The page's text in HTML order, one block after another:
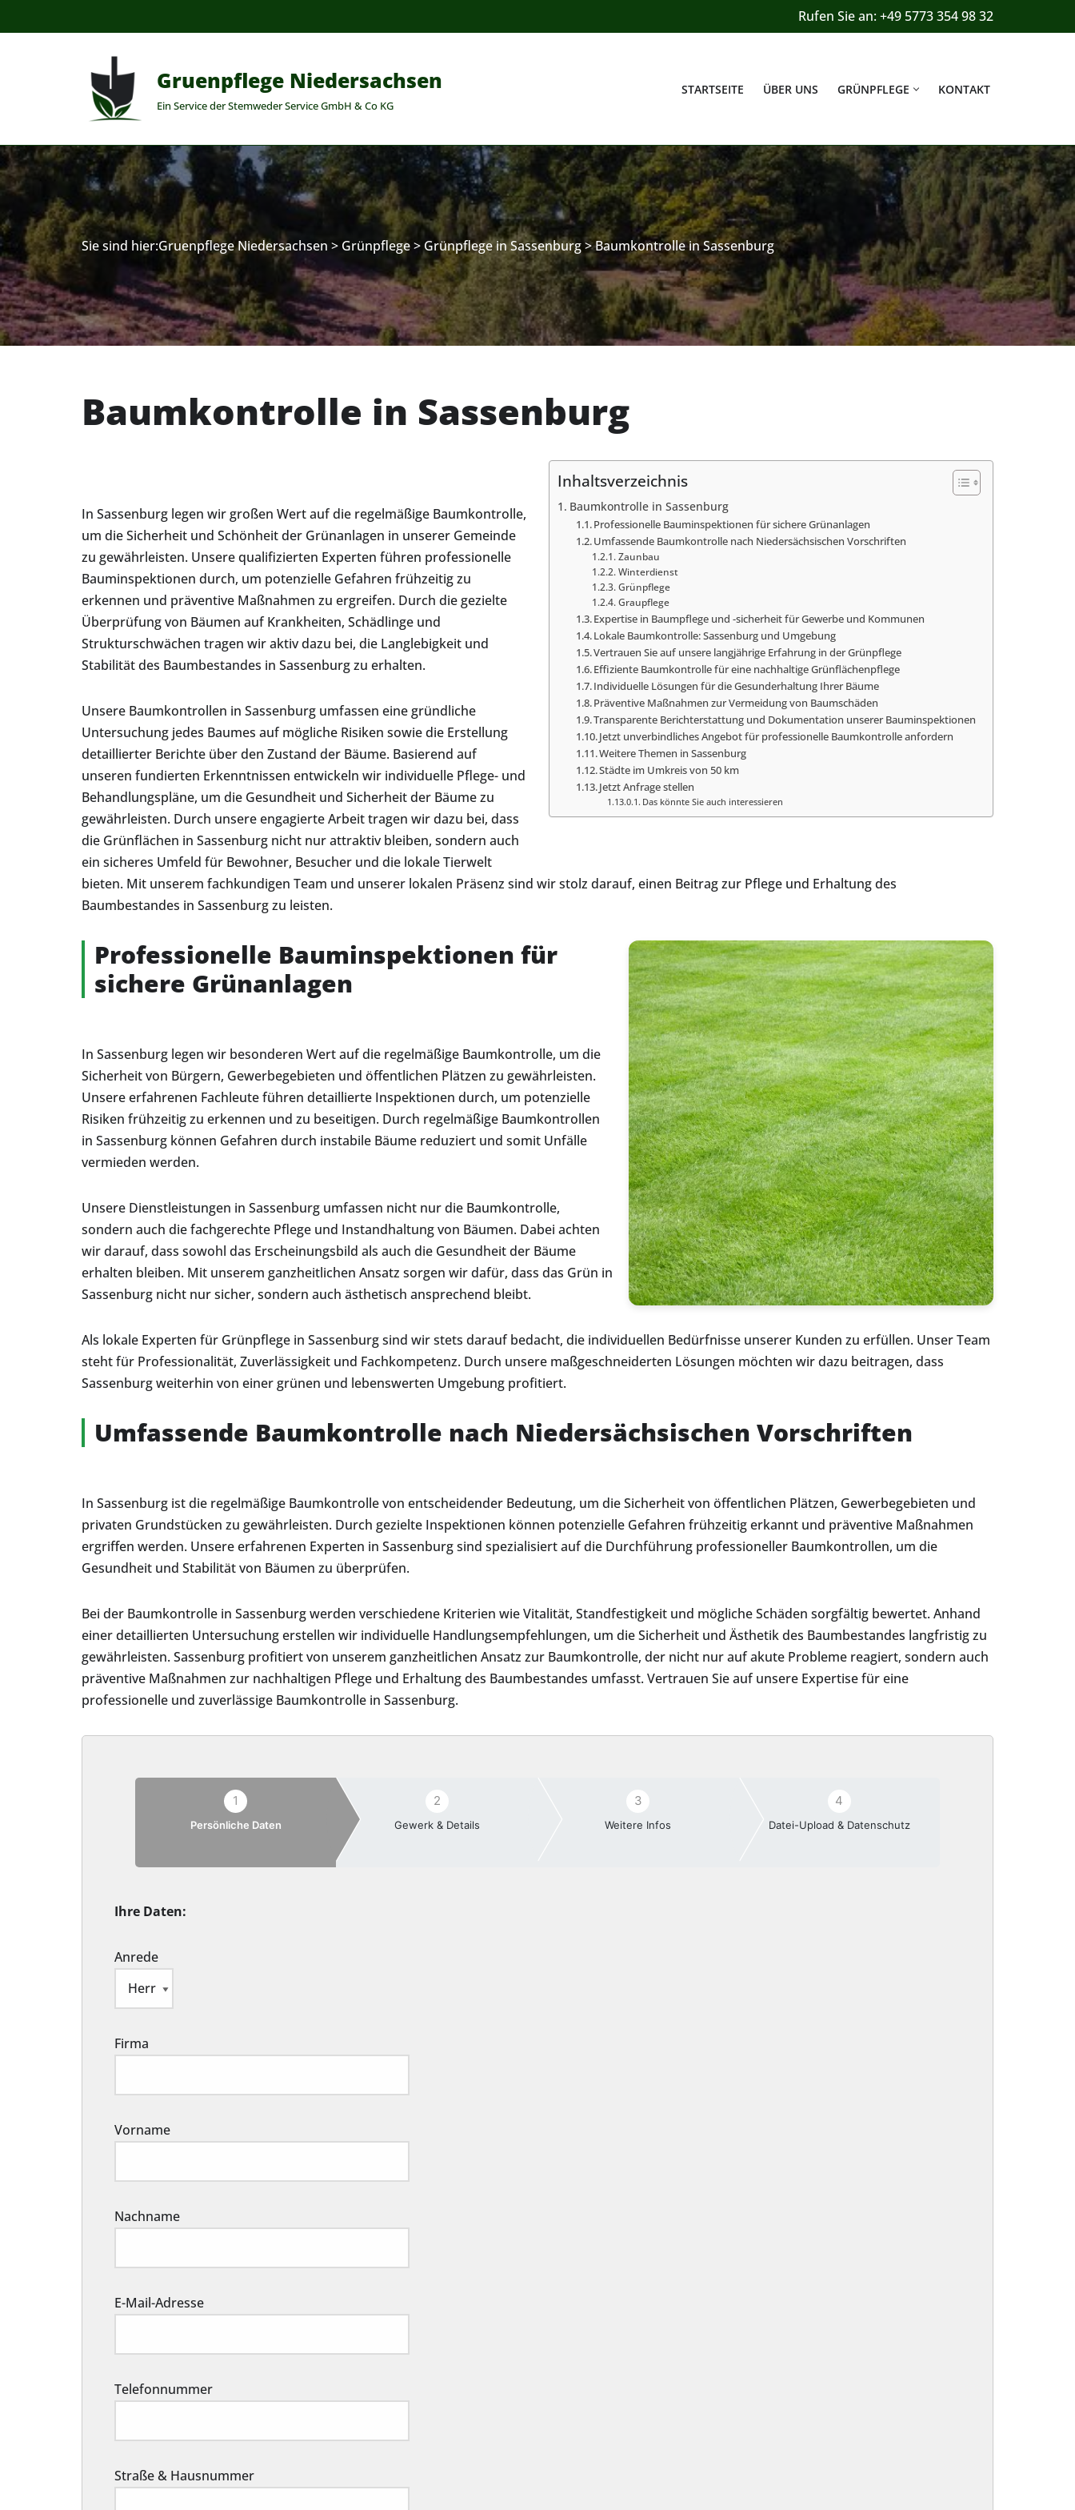
Rufen Sie an: +49 5773 354 98 32
Gruenpflege Niedersachsen
Ein Service der Stemweder Service GmbH & Co KG
STARTSEITE ÜBER UNS GRÜNPFLEGE KONTAKT
Sie sind hier:Gruenpflege Niedersachsen > Grünpflege> Grünpflege in Sassenburg>Baumkontrolle in Sassenburg
Baumkontrolle in Sassenburg
Inhaltsverzeichnis
Baumkontrolle in Sassenburg
Professionelle Bauminspektionen für sichere Grünanlagen
Umfassende Baumkontrolle nach Niedersächsischen Vorschriften
Zaunbau
Winterdienst
Grünpflege
Graupflege
Expertise in Baumpflege und -sicherheit für Gewerbe und Kommunen
Lokale Baumkontrolle: Sassenburg und Umgebung
Vertrauen Sie auf unsere langjährige Erfahrung in der Grünpflege
Effiziente Baumkontrolle für eine nachhaltige Grünflächenpflege
Individuelle Lösungen für die Gesunderhaltung Ihrer Bäume
Präventive Maßnahmen zur Vermeidung von Baumschäden
Transparente Berichterstattung und Dokumentation unserer Bauminspektionen
Jetzt unverbindliches Angebot für professionelle Baumkontrolle anfordern
Weitere Themen in Sassenburg
Städte im Umkreis von 50 km
Jetzt Anfrage stellen
Das könnte Sie auch interessieren
In Sassenburg legen wir großen Wert auf die regelmäßige Baumkontrolle,
um die Sicherheit und Schönheit der Grünanlagen in unserer Gemeinde
zu gewährleisten. Unsere qualifizierten Experten führen professionelle
Bauminspektionen durch, um potenzielle Gefahren frühzeitig zu
erkennen und präventive Maßnahmen zu ergreifen. Durch die gezielte
Überprüfung von Bäumen auf Krankheiten, Schädlinge und
Strukturschwächen tragen wir aktiv dazu bei, die Langlebigkeit und
Stabilität des Baumbestandes in Sassenburg zu erhalten.
Unsere Baumkontrollen in Sassenburg umfassen eine gründliche
Untersuchung jedes Baumes auf mögliche Risiken sowie die Erstellung
detaillierter Berichte über den Zustand der Bäume. Basierend auf
unseren fundierten Erkenntnissen entwickeln wir individuelle Pflege- und
Behandlungspläne, um die Gesundheit und Sicherheit der Bäume zu
gewährleisten. Durch unsere engagierte Arbeit tragen wir dazu bei, dass
die Grünflächen in Sassenburg nicht nur attraktiv bleiben, sondern auch
ein sicheres Umfeld für Bewohner, Besucher und die lokale Tierwelt
bieten. Mit unserem fachkundigen Team und unserer lokalen Präsenz sind wir stolz darauf, einen Beitrag zur Pflege und Erhaltung des
Baumbestandes in Sassenburg zu leisten.
Professionelle Bauminspektionen für
sichere Grünanlagen
In Sassenburg legen wir besonderen Wert auf die regelmäßige Baumkontrolle, um die
Sicherheit von Bürgern, Gewerbegebieten und öffentlichen Plätzen zu gewährleisten.
Unsere erfahrenen Fachleute führen detaillierte Inspektionen durch, um potenzielle
Risiken frühzeitig zu erkennen und zu beseitigen. Durch regelmäßige Baumkontrollen
in Sassenburg können Gefahren durch instabile Bäume reduziert und somit Unfälle
vermieden werden.
Unsere Dienstleistungen in Sassenburg umfassen nicht nur die Baumkontrolle,
sondern auch die fachgerechte Pflege und Instandhaltung von Bäumen. Dabei achten
wir darauf, dass sowohl das Erscheinungsbild als auch die Gesundheit der Bäume
erhalten bleiben. Mit unserem ganzheitlichen Ansatz sorgen wir dafür, dass das Grün in
Sassenburg nicht nur sicher, sondern auch ästhetisch ansprechend bleibt.
Als lokale Experten für Grünpflege in Sassenburg sind wir stets darauf bedacht, die individuellen Bedürfnisse unserer Kunden zu erfüllen. Unser Team
steht für Professionalität, Zuverlässigkeit und Fachkompetenz. Durch unsere maßgeschneiderten Lösungen möchten wir dazu beitragen, dass
Sassenburg weiterhin von einer grünen und lebenswerten Umgebung profitiert.
Umfassende Baumkontrolle nach Niedersächsischen Vorschriften
In Sassenburg ist die regelmäßige Baumkontrolle von entscheidender Bedeutung, um die Sicherheit von öffentlichen Plätzen, Gewerbegebieten und
privaten Grundstücken zu gewährleisten. Durch gezielte Inspektionen können potenzielle Gefahren frühzeitig erkannt und präventive Maßnahmen
ergriffen werden. Unsere erfahrenen Experten in Sassenburg sind spezialisiert auf die Durchführung professioneller Baumkontrollen, um die
Gesundheit und Stabilität von Bäumen zu überprüfen.
Bei der Baumkontrolle in Sassenburg werden verschiedene Kriterien wie Vitalität, Standfestigkeit und mögliche Schäden sorgfältig bewertet. Anhand
einer detaillierten Untersuchung erstellen wir individuelle Handlungsempfehlungen, um die Sicherheit und Ästhetik des Baumbestandes langfristig zu
gewährleisten. Sassenburg profitiert von unserem ganzheitlichen Ansatz zur Baumkontrolle, der nicht nur auf akute Probleme reagiert, sondern auch
präventive Maßnahmen zur nachhaltigen Pflege und Erhaltung des Baumbestandes umfasst. Vertrauen Sie auf unsere Expertise für eine
professionelle und zuverlässige Baumkontrolle in Sassenburg.
1
Persönliche Daten
2
Gewerk & Details
3
Weitere Infos
4
Datei-Upload & Datenschutz
Ihre Daten:
Anrede
Firma
Vorname
Nachname
E-Mail-Adresse
Telefonnummer
Straße & Hausnummer